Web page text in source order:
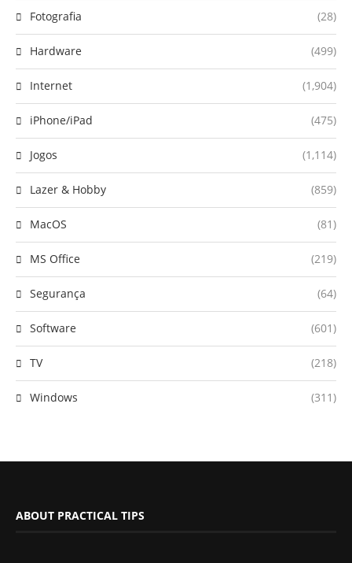
Fotografia (28)
Hardware (499)
Internet (1,904)
iPhone/iPad (475)
Jogos (1,114)
Lazer & Hobby (859)
MacOS (81)
MS Office (219)
Segurança (64)
Software (601)
TV (218)
Windows (311)
ABOUT PRACTICAL TIPS